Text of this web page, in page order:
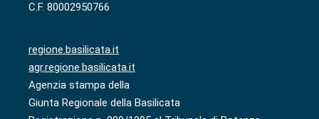
C.F. 80002950766
regione.basilicata.it
agr.regione.basilicata.it
Agenzia stampa della
Giunta Regionale della Basilicata